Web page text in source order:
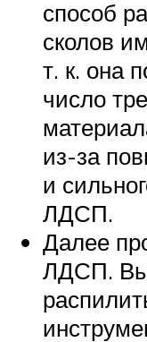
способ
сколов
т. к. она
число
из-за
и
ЛДСП.
Далее
ЛДСП.